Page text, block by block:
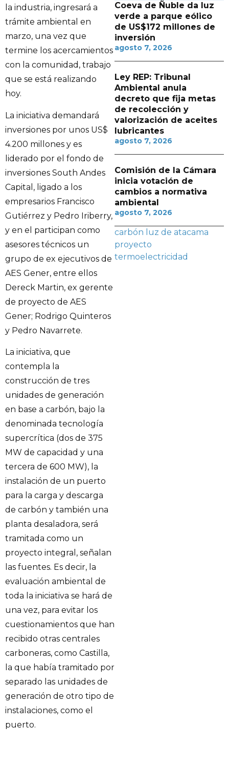
la industria, ingresará a
trámite ambiental en
marzo, una vez que
termine los acercamientos
con la comunidad, trabajo
que se está realizando
hoy.
La iniciativa demandará
inversiones por unos US$
4.200 millones y es
liderado por el fondo de
inversiones South Andes
Capital, ligado a los
empresarios Francisco
Gutiérrez y Pedro Iriberry,
y en el participan como
asesores técnicos un
grupo de ex ejecutivos de
AES Gener, entre ellos
Dereck Martin, ex gerente
de proyecto de AES
Gener; Rodrigo Quinteros
y Pedro Navarrete.
La iniciativa, que
contempla la
construcción de tres
unidades de generación
en base a carbón, bajo la
denominada tecnología
supercrítica (dos de 375
MW de capacidad y una
tercera de 600 MW), la
instalación de un puerto
para la carga y descarga
de carbón y también una
planta desaladora, será
tramitada como un
proyecto integral, señalan
las fuentes. Es decir, la
evaluación ambiental de
toda la iniciativa se hará de
una vez, para evitar los
cuestionamientos que han
recibido otras centrales
carboneras, como Castilla,
la que había tramitado por
separado las unidades de
generación de otro tipo de
instalaciones, como el
puerto.
Coeva de Ñuble da luz
verde a parque eólico
de US$172 millones de
inversión
agosto 7, 2026
Ley REP: Tribunal
Ambiental anula
decreto que fija metas
de recolección y
valorización de aceites
lubricantes
agosto 7, 2026
Comisión de la Cámara
inicia votación de
cambios a normativa
ambiental
agosto 7, 2026
carbón luz de atacama
proyecto
termoelectricidad